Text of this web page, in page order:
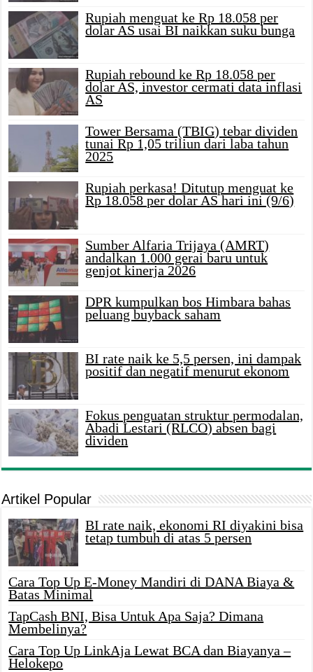
Rupiah menguat ke Rp 18.058 per
dolar AS usai BI naikkan suku bunga
Rupiah rebound ke Rp 18.058 per
dolar AS, investor cermati data inflasi
AS
Tower Bersama (TBIG) tebar dividen
tunai Rp 1,05 triliun dari laba tahun
2025
Rupiah perkasa! Ditutup menguat ke
Rp 18.058 per dolar AS hari ini (9/6)
Sumber Alfaria Trijaya (AMRT)
andalkan 1.000 gerai baru untuk
genjot kinerja 2026
DPR kumpulkan bos Himbara bahas
peluang buyback saham
BI rate naik ke 5,5 persen, ini dampak
positif dan negatif menurut ekonom
Fokus penguatan struktur permodalan,
Abadi Lestari (RLCO) absen bagi
dividen
Artikel Popular
BI rate naik, ekonomi RI diyakini bisa
tetap tumbuh di atas 5 persen
Cara Top Up E-Money Mandiri di DANA Biaya &
Batas Minimal
TapCash BNI, Bisa Untuk Apa Saja? Dimana
Membelinya?
Cara Top Up LinkAja Lewat BCA dan Biayanya –
Helokepo